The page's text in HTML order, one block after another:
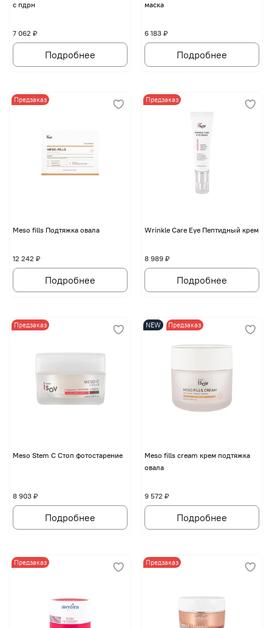
с пдрн
7 062 ₽
Подробнее
маска
6 183 ₽
Подробнее
Предзаказ
Мeso fills Подтяжка овала
12 242 ₽
Подробнее
Предзаказ
Wrinkle Care Eye Пептидный крем
8 989 ₽
Подробнее
Предзаказ
Meso Stem C Стоп фотостарение
8 903 ₽
Подробнее
NEW Предзаказ
Meso fills cream крем подтяжка
овала
9 572 ₽
Подробнее
Предзаказ Предзаказ